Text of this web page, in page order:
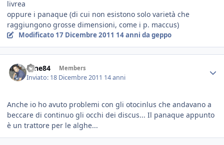
livrea
oppure i panaque (di cui non esistono solo varietà che
raggiungono grosse dimensioni, come i p. maccus)
Modificato 17 Dicembre 2011 14 anni da geppo
sane84 Members
Inviato: 18 Dicembre 2011 14 anni
Anche io ho avuto problemi con gli otocinlus che andavano a
beccare di continuo gli occhi dei discus... Il panaque appunto
è un trattore per le alghe...